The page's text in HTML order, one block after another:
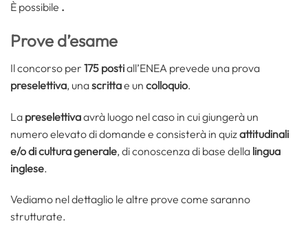
È possibile .
Prove d’esame
Il concorso per 175 postiall’ENEA prevede una prova
preselettiva, unascrittae un colloquio.
La preselettivaavrà luogo nel caso in cui giungerà un
numero elevato di domande e consisterà in quizattitudinali
e/o di cultura generale, di conoscenza di base della lingua
inglese.
Vediamo nel dettaglio le altre prove come saranno
strutturate.